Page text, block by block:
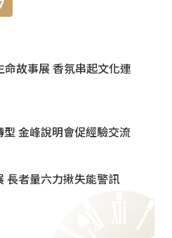
故事展 香氛串起文化連
型 金峰說明會促經驗交流
長者量六力揪失能警訊